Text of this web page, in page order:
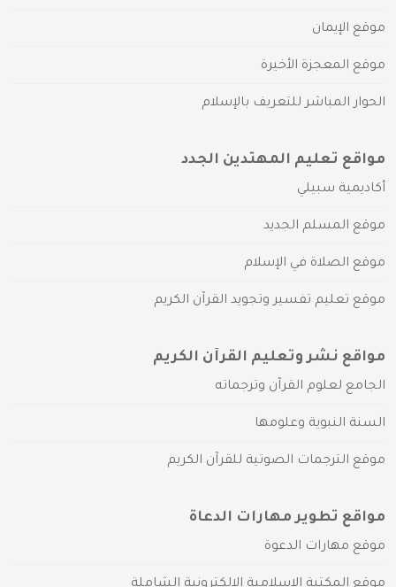
موقع الإيمان
موقع المعجزة الأخيرة
الحوار المباشر للتعريف بالإسلام
مواقع تعليم المهتدين الجدد
أكاديمية سبيلي
موقع المسلم الجديد
موقع الصلاة في الإسلام
موقع تعليم تفسير وتجويد القرآن الكريم
مواقع نشر وتعليم القرآن الكريم
الجامع لعلوم القرآن وترجماته
السنة النبوية وعلومها
موقع الترجمات الصوتية للقرآن الكريم
مواقع تطوير مهارات الدعاة
موقع مهارات الدعوة